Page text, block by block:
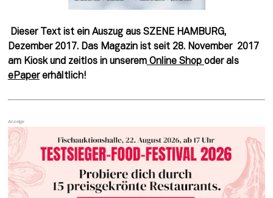
Dieser Text ist ein Auszug aus SZENE HAMBURG,
Dezember 2017. Das Magazin ist seit 28. November  2017
am Kiosk und zeitlos in unserem Online Shop
oder als
ePaper erhältlich!